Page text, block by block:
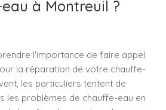
à Montreuil ?
l'importance de faire appel
la réparation de votre chauffe-
les particuliers tentent de
les problèmes de chauffe-eau en